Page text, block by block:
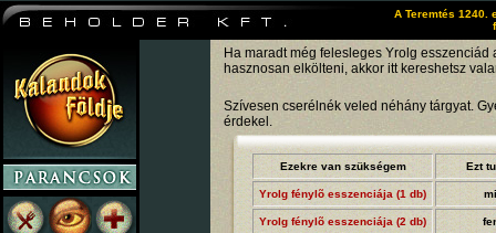
A Teremtés 1240.
Ha maradt még felesleges Yrolg esszenciád
hasznosan elkölteni, akkor itt kereshetsz
Szívesen cserélnék veled néhány tárgyat.
érdekel.
Ezekre van szükségem Ezt
Yrolg fénylõ esszenciája (1 db)
Yrolg fénylõ esszenciája (2 db)